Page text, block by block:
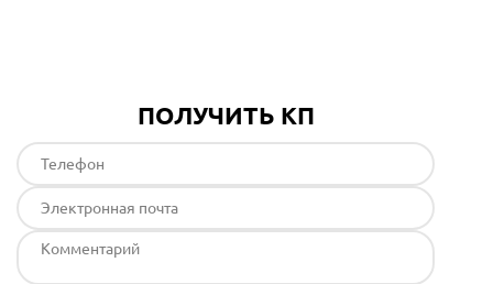
ПОЛУЧИТЬ КП